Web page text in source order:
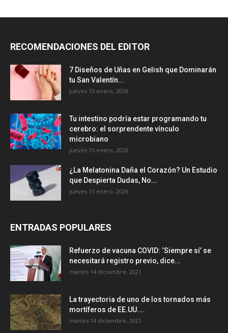
RECOMENDACIONES DEL EDITOR
7 Diseños de Uñas en Gelish que Dominarán
tu San Valentín...
jueves 15 enero, 2026
Tu intestino podría estar programando tu
cerebro: el sorprendente vínculo
microbiano
jueves 15 enero, 2026
¿La Melatonina Daña el Corazón? Un Estudio
que Despierta Dudas, No...
jueves 15 enero, 2026
ENTRADAS POPULARES
Refuerzo de vacuna COVID: ‘Siempre sí’ se
necesitará registro previo, dice...
martes 14 diciembre, 2021
La trayectoria de uno de los tornados más
mortíferos de EE.UU....
martes 14 diciembre, 2021